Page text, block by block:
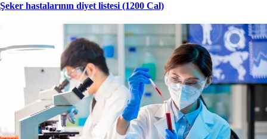
Şeker hastalarının diyet listesi (1200 Cal)